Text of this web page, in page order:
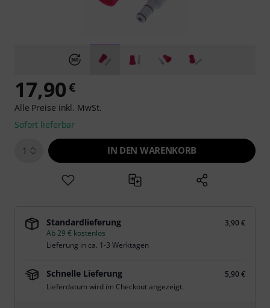
17,90€
Alle Preise inkl. MwSt.
Sofort lieferbar
1 IN DEN WARENKORB
Standardlieferung
3,90 €
Ab 29 € kostenlos
Lieferung in ca. 1-3 Werktagen
Schnelle Lieferung
5,90 €
Lieferdatum wird im Checkout angezeigt.